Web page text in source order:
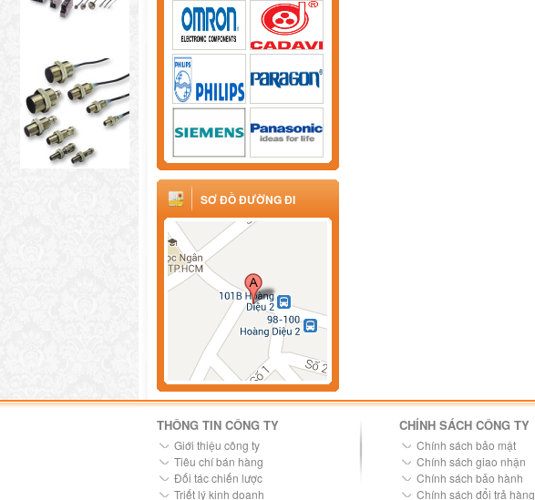
SƠ ĐỒ ĐƯỜNG ĐI
THÔNG TIN CÔNG TY
Giới thiệu công ty
Tiêu chí bán hàng
Đối tác chiến lược
Triết lý kinh doanh
CHÍNH SÁCH CÔNG TY
Chính sách bảo mật
Chính sách giao nhận
Chính sách bảo hành
Chính sách đổi trả hàng